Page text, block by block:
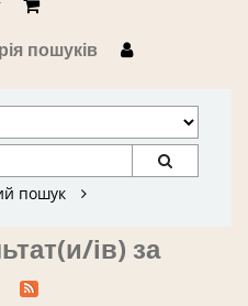
пошуків
пошук
ів) за